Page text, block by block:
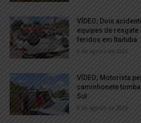
VÍDEO; Dois
equipes de resgate
feridos em Itaituba
8 de agosto de 2026
VÍDEO; Motorista
caminhonete
Sul
8 de agosto de 2026